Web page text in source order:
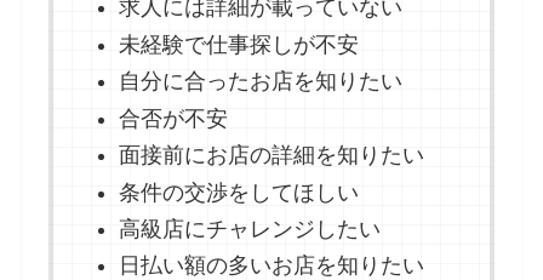
求人には詳細が載っていない
未経験で仕事探しが不安
自分に合ったお店を知りたい
合否が不安
面接前にお店の詳細を知りたい
条件の交渉をしてほしい
高級店にチャレンジしたい
日払い額の多いお店を知りたい